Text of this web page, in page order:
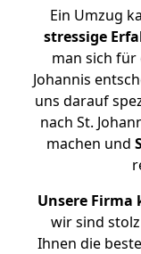
Ein Umzug
stressige
man sich für
Johannis
uns darauf
nach St.
machen und
Unsere Firma
wir sind
Ihnen die